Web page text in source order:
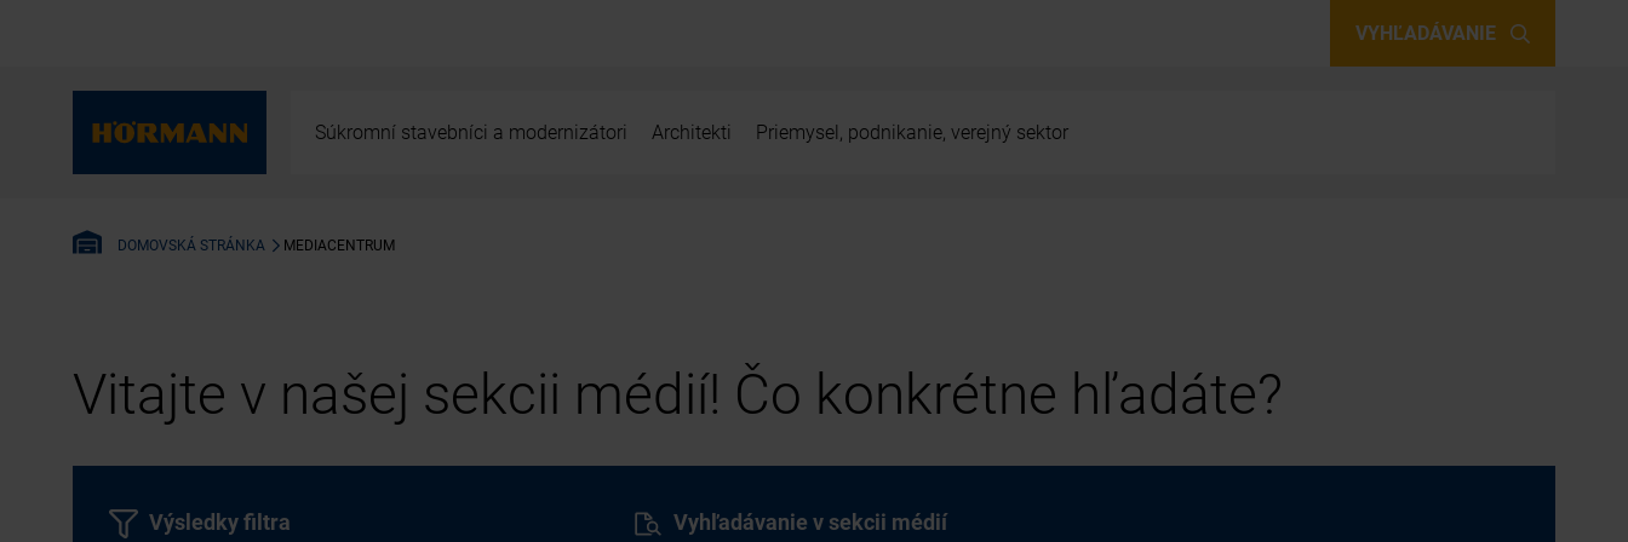
VYHĽADÁVANIE
Súkromní stavebníci a modernizátori Architekti Priemysel, podnikanie, verejný sektor
DOMOVSKÁ STRÁNKA MEDIACENTRUM
Vitajte v našej sekcii médií! Čo konkrétne hľadáte?
Vyhľadávanie v sekcii médií
Výsledky filtra